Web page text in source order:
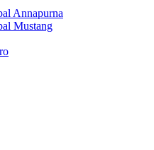
Annapurna
Mustang